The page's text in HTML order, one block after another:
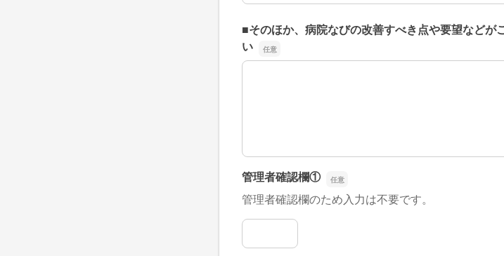
■そのほか、病院なびの改善すべき点や要望などが
い
■そのほか、病院なびの改善すべき点や要望などが
管理者確認欄①
管理者確認欄のため入力は不要です。
管理者確認欄①